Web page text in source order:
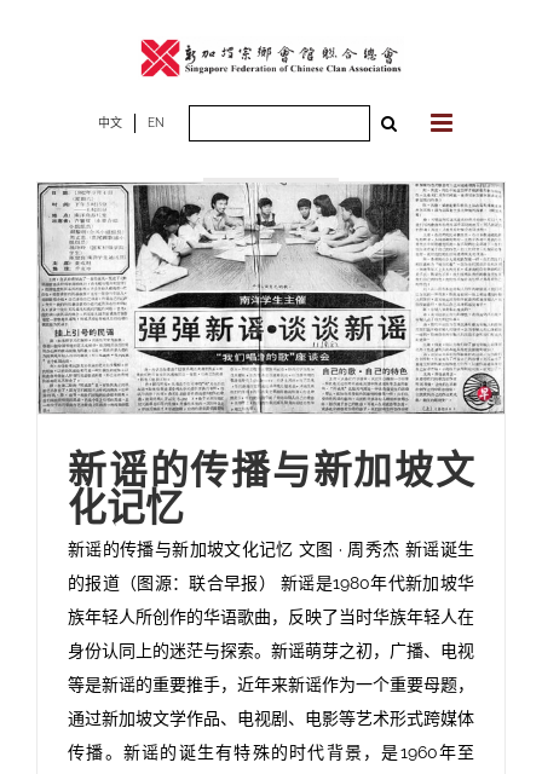
中文 EN
2025年07月07
新谣的传播与新加坡文
化记忆
新谣的传播与新加坡文化记忆 文图 · 周秀杰 新谣诞生
的报道（图源：联合早报） 新谣是1980年代新加坡华
族年轻人所创作的华语歌曲，反映了当时华族年轻人在
身份认同上的迷茫与探索。新谣萌芽之初，广播、电视
等是新谣的重要推手，近年来新谣作为一个重要母题，
通过新加坡文学作品、电视剧、电影等艺术形式跨媒体
传播。新谣的诞生有特殊的时代背景，是1960年至